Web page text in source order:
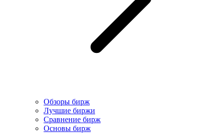
Обзоры бирж
Лучшие биржи
Сравнение бирж
Основы бирж